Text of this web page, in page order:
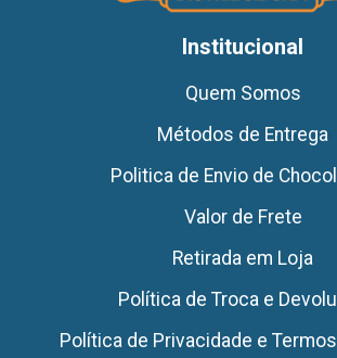
Institucional
Quem Somos
Métodos de Entrega
Politica de Envio de
Valor de Frete
Retirada em Loja
Política de Troca e
Política de Privacidade e